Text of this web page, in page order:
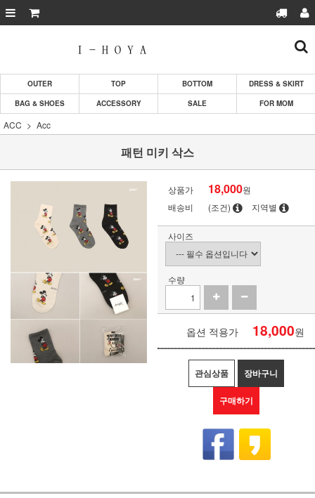
OUTER TOP BOTTOM
DRESS & SKIRT
BAG & SHOES
ACCESSORY SALE FOR MOM
ACC Acc
패턴 미키 삭스
상품가 18,000원
배송비
(조건) 지역별
사이즈
수량
옵션 적용가 18,000원
관심상품 장바구니
구매하기